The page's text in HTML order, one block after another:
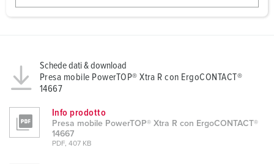
w
Schede dati & download
Presa mobile PowerTOP® Xtra R con ErgoCONTACT®
14667
Info prodotto
Presa mobile PowerTOP® Xtra R con ErgoCONTACT®
14667
PDF, 407 KB